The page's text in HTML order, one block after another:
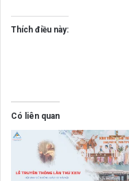
Thích điều này:
Có liên quan